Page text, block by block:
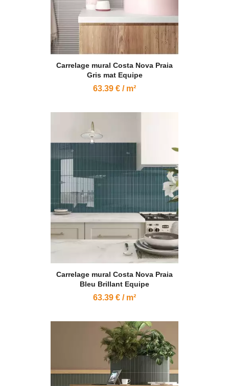
Carrelage mural Costa Nova Praia
Gris mat Equipe
63.39 € / m²
Carrelage mural Costa Nova Praia
Bleu Brillant Equipe
63.39 € / m²